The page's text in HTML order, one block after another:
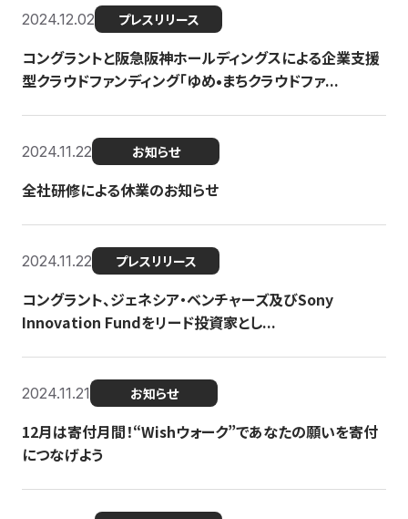
2024.12.02 プレスリリース
コングラントと阪急阪神ホールディングスによる企業支援
型クラウドファンディング「ゆめ•まちクラウドファ...
2024.11.22 お知らせ
全社研修による休業のお知らせ
2024.11.22 プレスリリース
コングラント、ジェネシア・ベンチャーズ及びSony
Innovation Fundをリード投資家とし...
2024.11.21 お知らせ
12月は寄付月間！“Wishウォーク”であなたの願いを寄付
につなげよう